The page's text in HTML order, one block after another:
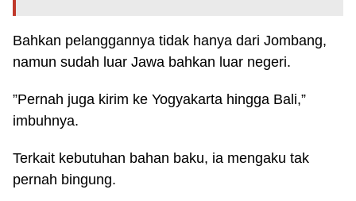
Bahkan pelanggannya tidak hanya dari Jombang,
namun sudah luar Jawa bahkan luar negeri.
”Pernah juga kirim ke Yogyakarta hingga Bali,”
imbuhnya.
Terkait kebutuhan bahan baku, ia mengaku tak
pernah bingung.